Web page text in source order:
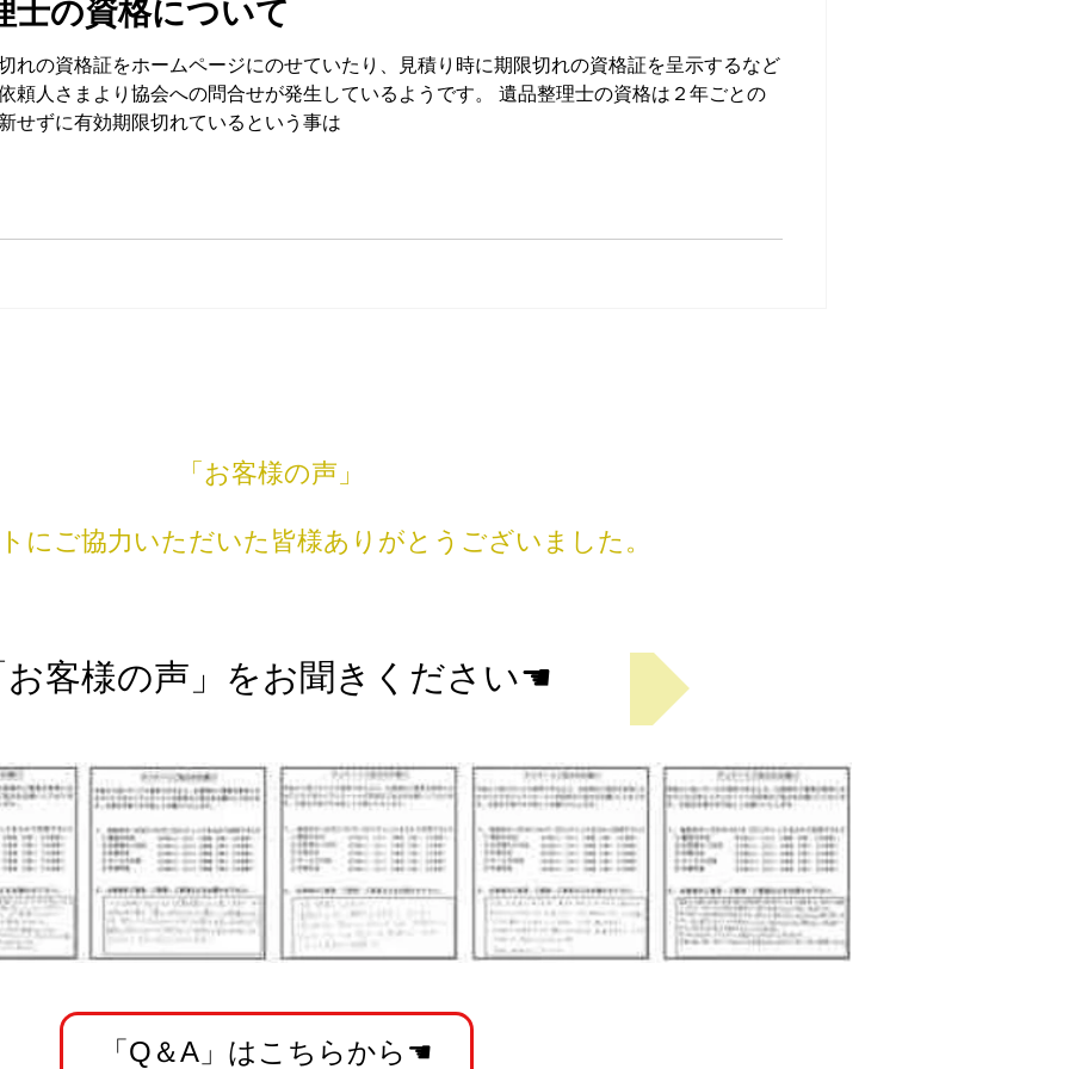
士の資格について
れの資格証をホームページにのせていたり、見積り時に期限切れの資格証を呈示するなど
り協会への問合せが発生しているようです。 遺品整理士の資格は２年ごとの
せずに有効期限切れているという事は
「お客様の声」
にご協力いただいた皆様ありがとうございました。
お客様の声」をお聞きください☚
「Q＆A」はこちらから☚